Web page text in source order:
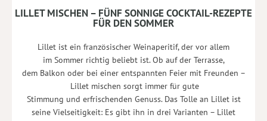
LILLET MISCHEN – FÜNF SONNIGE COCKTAIL-REZEPTE
FÜR DEN SOMMER
Lillet ist ein französischer Weinaperitif, der vor allem
im Sommer richtig beliebt ist. Ob auf der Terrasse,
dem Balkon oder bei einer entspannten Feier mit Freunden –
Lillet mischen sorgt immer für gute
Stimmung und erfrischenden Genuss. Das Tolle an Lillet ist
seine Vielseitigkeit: Es gibt ihn in drei Varianten – Lillet